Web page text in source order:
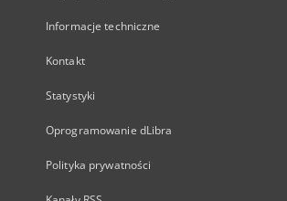
Informacje techniczne
Kontakt
Statystyki
Oprogramowanie dLibra
Polityka prywatności